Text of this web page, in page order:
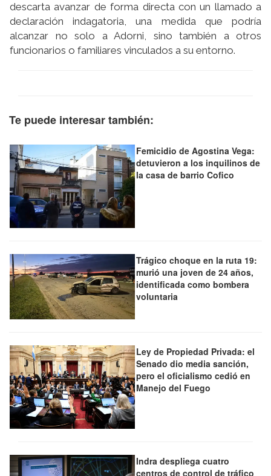
descarta avanzar de forma directa con un llamado a
declaración indagatoria, una medida que podría
alcanzar no solo a Adorni, sino también a otros
funcionarios o familiares vinculados a su entorno.
Te puede interesar también:
Femicidio de Agostina Vega:
detuvieron a los inquilinos de
la casa de barrio Cofico
Trágico choque en la ruta 19:
murió una joven de 24 años,
identificada como bombera
voluntaria
Ley de Propiedad Privada: el
Senado dio media sanción,
pero el oficialismo cedió en
Manejo del Fuego
Indra despliega cuatro
centros de control de tráfico